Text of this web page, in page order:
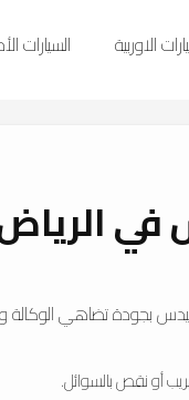
الاوربية السيارات
بجودة تضاهي
أو نقص بالسوائل.